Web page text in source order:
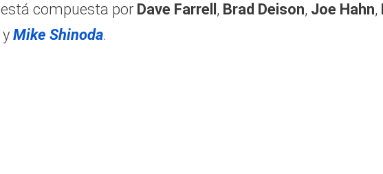
está compuesta por Dave Farrell , Brad Deison, Joe Hahn,
y Mike Shinoda.